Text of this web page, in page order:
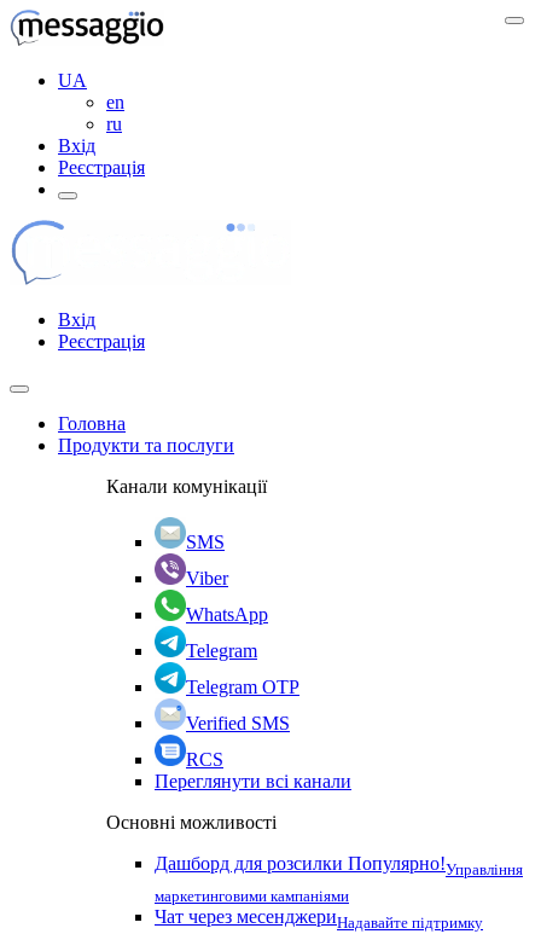
UA
en
ru
Вхід
Реєстрація
Вхід
Реєстрація
Головна
Продукти та послуги
Канали комунікації
SMS
Viber
WhatsApp
Telegram
Telegram OTP
Verified SMS
RCS
Переглянути всі канали
Основні можливості
Дашборд для розсилки Популярно!Управління
маркетинговими кампаніями
Чат через месенджериНадавайте підтримку